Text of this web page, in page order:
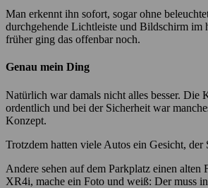
Man erkennt ihn sofort, sogar ohne
durchgehende Lichtleiste und Bildschirm im
früher ging das offenbar noch.
Genau mein Ding
Natürlich war damals nicht alles besser. Die
ordentlich und bei der Sicherheit war
Konzept.
Trotzdem hatten viele Autos ein Gesicht, der
Andere sehen auf dem Parkplatz einen alten
XR4i, mache ein Foto und weiß: Der muss